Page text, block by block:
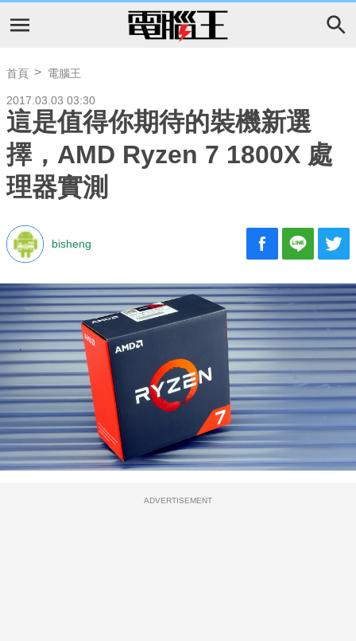
首頁 電腦王
2017.03.03 03:30
這是值得你期待的裝機新選
擇，AMD Ryzen 7 1800X 處
理器實測
bisheng
ADVERTISEMENT